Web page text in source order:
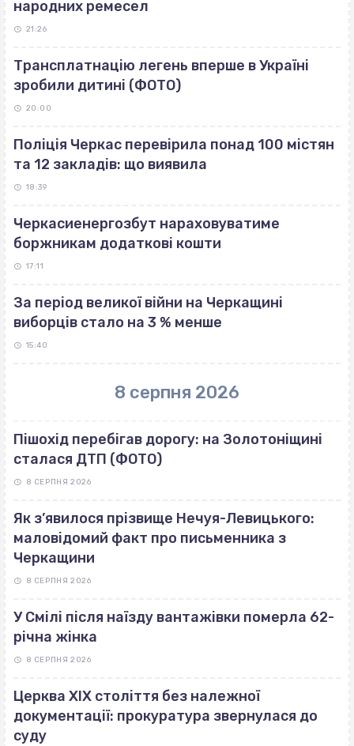
народних ремесел
21:26
Трансплатнацію легень вперше в Україні
зробили дитині (ФОТО)
20:00
Поліція Черкас перевірила понад 100 містян
та 12 закладів: що виявила
18:39
Черкасиенергозбут нараховуватиме
боржникам додаткові кошти
17:11
За період великої війни на Черкащині
виборців стало на 3 % менше
15:40
8 серпня 2026
Пішохід перебігав дорогу: на Золотоніщині
сталася ДТП (ФОТО)
8 СЕРПНЯ 2026
Як з’явилося прізвище Нечуя-Левицького:
маловідомий факт про письменника з
Черкащини
8 СЕРПНЯ 2026
У Смілі після наїзду вантажівки померла 62-
річна жінка
8 СЕРПНЯ 2026
Церква ХІХ століття без належної
документації: прокуратура звернулася до
суду